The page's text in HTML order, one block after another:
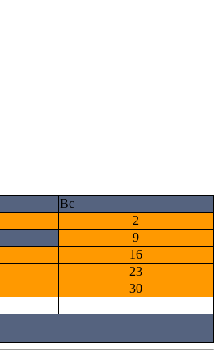
Вс
2
9
16
23
30